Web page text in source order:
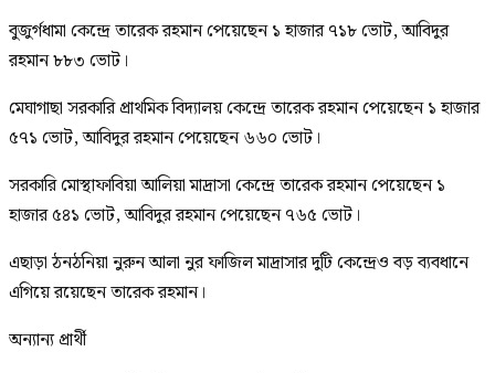
বুজুর্গধামা কেন্দ্রে তারেক রহমান পেয়েছেন ১ হাজার ৭১৮ ভোট, আবিদুর
রহমান ৮৮৩ ভোট।
মেঘাগাছা সরকারি প্রাথমিক বিদ্যালয় কেন্দ্রে তারেক রহমান পেয়েছেন ১ হাজার
৫৭১ ভোট, আবিদুর রহমান পেয়েছেন ৬৬০ ভোট।
সরকারি মোস্থাফাবিয়া আলিয়া মাদ্রাসা কেন্দ্রে তারেক রহমান পেয়েছেন ১
হাজার ৫৪১ ভোট, আবিদুর রহমান পেয়েছেন ৭৬৫ ভোট।
এছাড়া ঠনঠনিয়া নুরুন আলা নুর ফাজিল মাদ্রাসার দুটি কেন্দ্রেও বড় ব্যবধানে
এগিয়ে রয়েছেন তারেক রহমান।
অন্যান্য প্রার্থী